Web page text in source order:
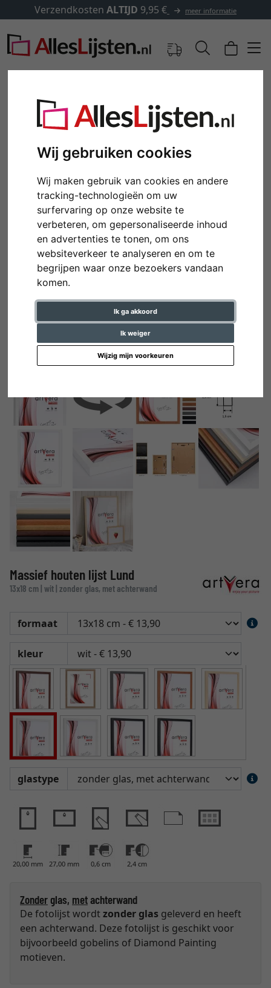
Wij gebruiken cookies
Wij maken gebruik van cookies en andere
tracking-technologieën om uw
surfervaring op onze website te
verbeteren, om gepersonaliseerde inhoud
en advertenties te tonen, om ons
websiteverkeer te analyseren en om te
begrijpen waar onze bezoekers vandaan
komen.
Ik ga akkoord
Ik weiger
Wijzig mijn voorkeuren
Verzendkosten ALTIJD 9,95 € meer informatie
Terug
Massief houten lijst Lund
13x18 cm | wit | zonder glas, met achterwand
formaat
kleur
glastype
20,00 mm 27,00 mm 0,6 cm 2,4 cm
Zonder glas, metachterwand
De fotolijst wordtzonder glas geleverd en heeft
een achterwand. Deze fotolijst is geschikt voor
bijvoorbeeld gobelins of Diamond Painting
motieven.